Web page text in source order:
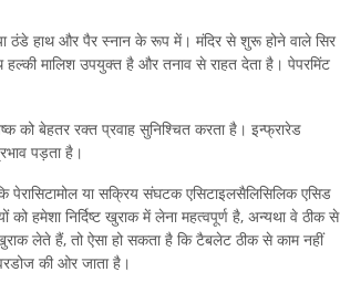
ठंडे हाथ और पैर स्नान के रूप में। मंदिर से शुरू होने वाले सिर
मालिश उपयुक्त है और तनाव से राहत देता है। पेपरमिंट
को बेहतर रक्त प्रवाह सुनिश्चित करता है। इन्फ्रारेड
पड़ता है।
या सक्रिय संघटक एसिटाइलसैलिसिलिक एसिड
को हमेशा निर्दिष्ट खुराक में लेना महत्वपूर्ण है, अन्यथा वे ठीक से
लेते हैं, तो ऐसा हो सकता है कि टैबलेट ठीक से काम नहीं
की ओर जाता है।